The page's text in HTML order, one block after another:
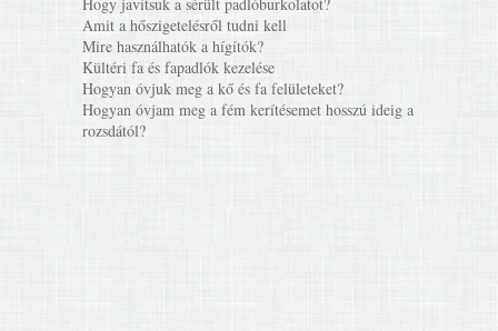
Amit a hőszigetelésről tudni kell
Mire használhatók a hígítók?
Kültéri fa és fapadlók kezelése
Hogyan óvjuk meg a kő és fa felületeket?
Hogyan óvjam meg a fém kerítésemet hosszú ideig a
rozsdától?